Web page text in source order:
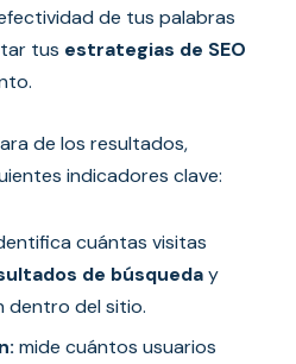
de tus palabras
tus estrategias de SEO
de los resultados,
indicadores clave:
cuántas visitas
de búsqueday
dentro del sitio.
mide cuántos usuarios